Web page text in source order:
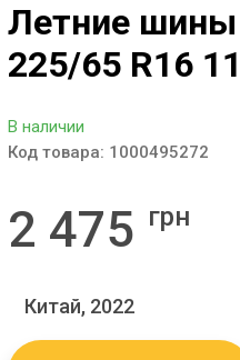
Летние шины
225/65 R16
В наличии
Код товара: 1000495272
2 475 грн
Китай, 2022